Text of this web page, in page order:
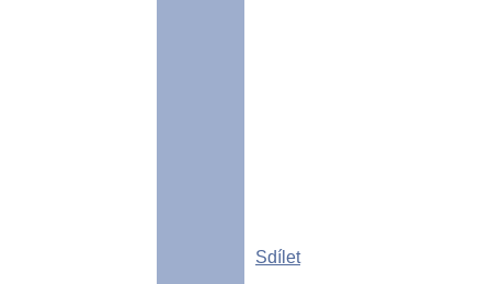
Sdílet